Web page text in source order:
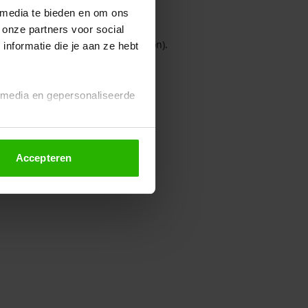
te bieden en om ons
partners voor social
die je aan ze hebt
en gepersonaliseerde
altijd wijzigen of
Accepteren
console for more information).